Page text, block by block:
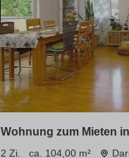
Wohnung zum Mieten
104 m²
2 Zi. ca. 104,00 m²